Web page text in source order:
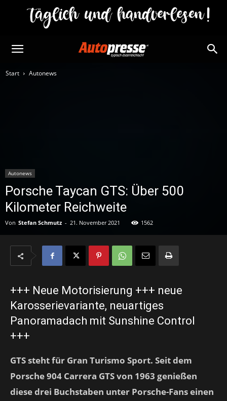
Start Autonews
Autonews
Porsche Taycan GTS: Über 500
Kilometer Reichweite
Von Stefan Schmutz - 21. November 2021 1562
+++ Neue Motorisierung +++ neue
Karosserievariante, neuartiges
Panoramadach mit Sunshine Control
+++
GTS steht für Gran Turismo Sport. Seit dem
Porsche 904 Carrera GTS von 1963 genießen
diese drei Buchstaben unter Porsche-Fans einen